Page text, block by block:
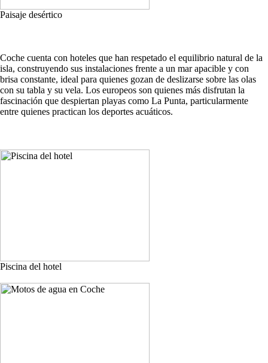
Paisaje desértico
Coche cuenta con hoteles que han respetado el equilibrio natural de la
isla, construyendo sus instalaciones frente a un mar apacible y con
brisa constante, ideal para quienes gozan de deslizarse sobre las olas
con su tabla y su vela. Los europeos son quienes más disfrutan la
fascinación que despiertan playas como La Punta, particularmente
entre quienes practican los deportes acuáticos.
Piscina del hotel